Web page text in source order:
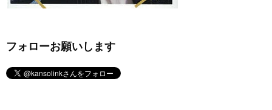
フォローお願いします